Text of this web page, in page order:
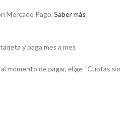
Mercado Pago. Saber más
y paga mes a mes
momento de pagar, elige “Cuotas sin